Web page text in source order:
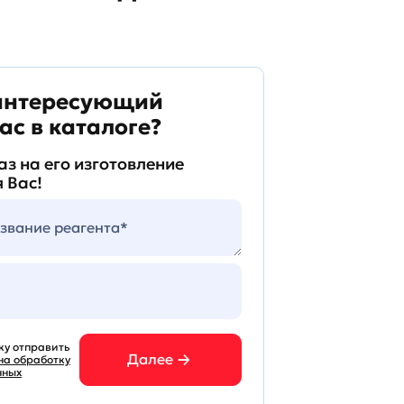
в каталоге?
на его изготовление
Вас!
отправить
обработку
Далее